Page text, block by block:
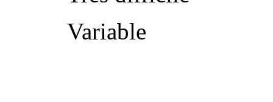
Variable